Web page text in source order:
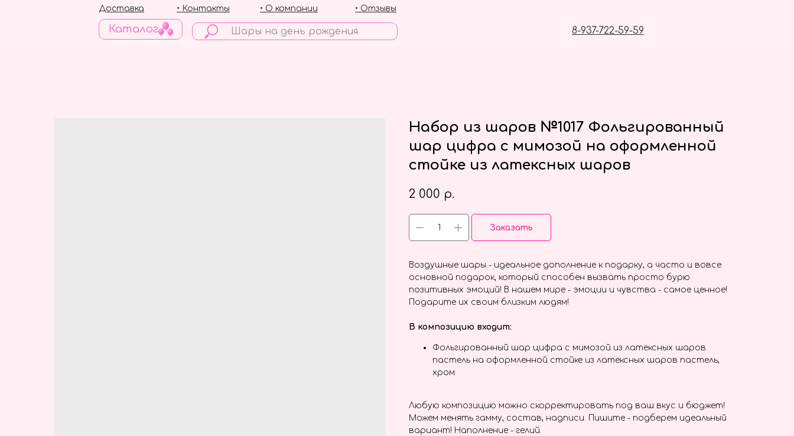
Каталог 8-937-722-59-59
• Отзывы
• О компании
• Контакты
Доставка
Набор из шаров №1017 Фольгированный
шар цифра с мимозой на оформленной
стойке из латексных шаров
2 000 р.
Заказать
Воздушные шары - идеальное дополнение к подарку, а часто и вовсе
основной подарок, который способен вызвать просто бурю
позитивных эмоций! В нашем мире - эмоции и чувства - самое ценное!
Подарите их своим близким людям!
В композицию входит:
Фольгированный шар цифра с мимозой из латексных шаров
пастель на оформленной стойке из латексных шаров пастель,
хром
Любую композицию можно скорректировать под ваш вкус и бюджет!
Можем менять гамму, состав, надписи. Пишите - подберем идеальный
вариант! Наполнение - гелий.